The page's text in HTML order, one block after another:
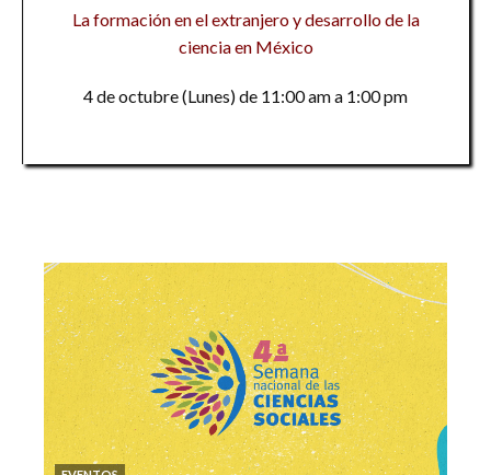
La formación en el extranjero y desarrollo de la
ciencia en México
4 de octubre (Lunes) de 11:00 am a 1:00 pm